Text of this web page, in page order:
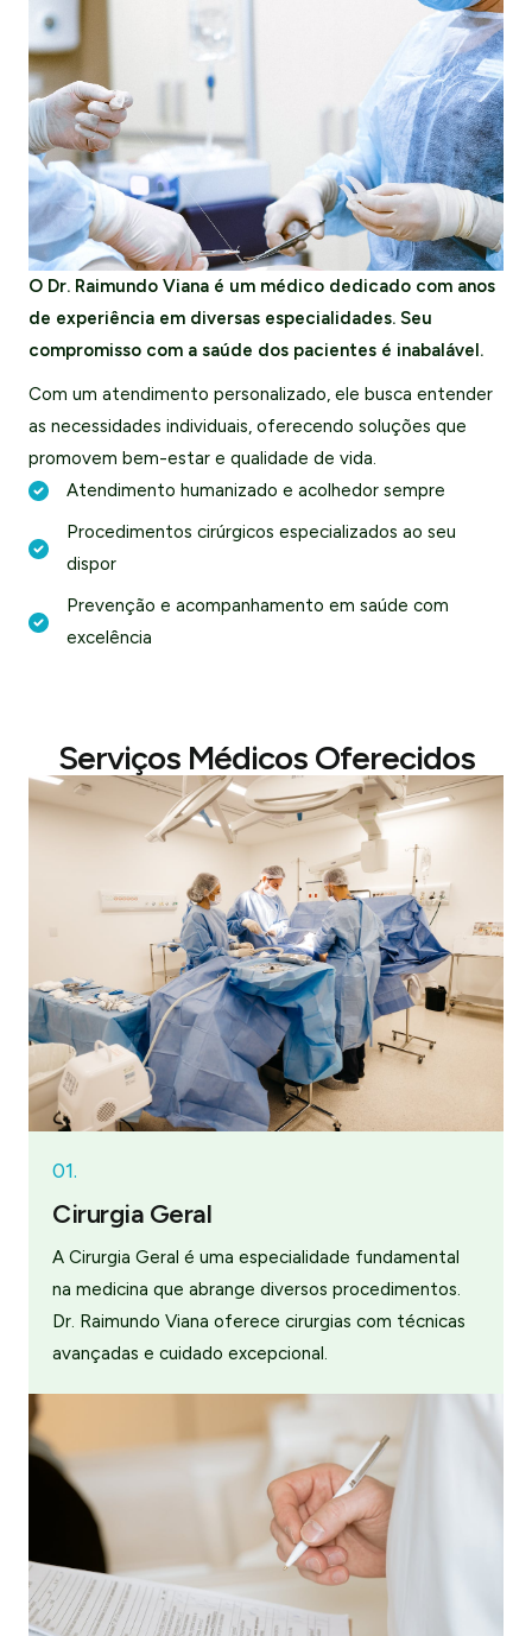
O Dr. Raimundo Viana é um médico dedicado com anos
de experiência em diversas especialidades. Seu
compromisso com a saúde dos pacientes é inabalável.
Com um atendimento personalizado, ele busca entender
as necessidades individuais, oferecendo soluções que
promovem bem-estar e qualidade de vida.
Atendimento humanizado e acolhedor sempre
Procedimentos cirúrgicos especializados ao seu
dispor
Prevenção e acompanhamento em saúde com
excelência
Serviços Médicos Oferecidos
01.
Cirurgia Geral
A Cirurgia Geral é uma especialidade fundamental
na medicina que abrange diversos procedimentos.
Dr. Raimundo Viana oferece cirurgias com técnicas
avançadas e cuidado excepcional.